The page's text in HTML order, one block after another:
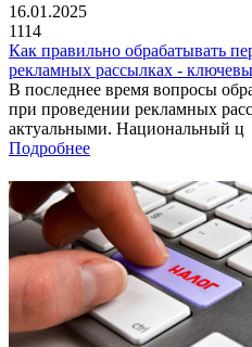
16.01.2025
1114
Как правильно обрабатывать
рекламных рассылках -
В последнее время вопросы
при проведении рекламных
актуальными. Национальный ц
Подробнее